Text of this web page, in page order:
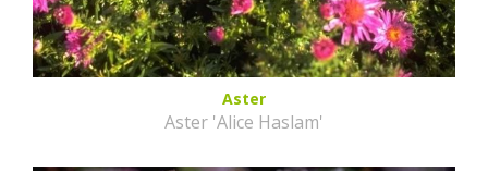
Aster
Aster 'Alice Haslam'